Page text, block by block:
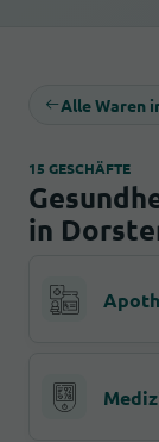
Alle Waren
15 GESCHÄFTE
in